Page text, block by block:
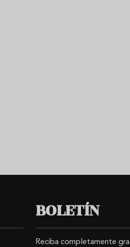
BOLETÍN
Reciba completamente